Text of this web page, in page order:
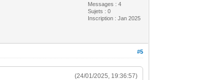
Messages : 4
Sujets : 0
Inscription : Jan 2025
#5
(24/01/2025, 19:36:57)